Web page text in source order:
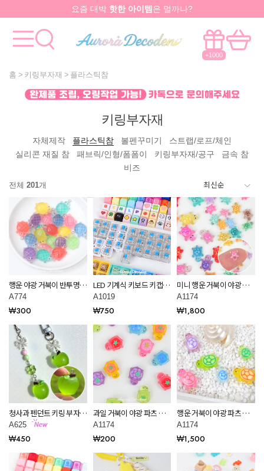
요즘 대박 핫한 아이템 은 멀까나?
+1000
홈 키링부자재 플라스틱참
키링부자재
자체제작 플라스틱참 볼펜꾸미기
스트랩/로프/체인
실리콘 재질 참
패브릭/인형/폼폼이 키링부자재/공구
금속 참
비즈
전체 201개
행운 야광 거북이 반투명
키링 부자재 만들기 악세사
리 재료 A774
A774
₩300
LED 기계식 키보드 키캡 키
링 클릭커 부자재 휴대용
스트레스 해소 장난감 4종
A1019
A1019
₩750
미니 행운 거북이 야광 파
츠 공예 재료 데코덴 만들
기 재료 A1174
A1174
₩1,800
청사과 펜던트 키링 부자재
만들기 악세사리 재료
A625
A625
₩450
과일 거북이 야광 파츠 공
예 재료 데코덴 만들기 재
료 A1174
A1174
₩200
행운 거북이 야광 파츠 공
예 재료 데코덴 만들기 재
료 A1174
A1174
₩1,500